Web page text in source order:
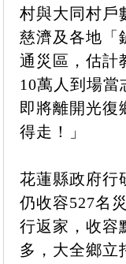
村與大同村戶
慈濟及各地「
通災區，估計
10萬人到場當
即將離開光復
得走！」
花蓮縣政府行
仍收容527名
行返家，收容
多，大全鄉立